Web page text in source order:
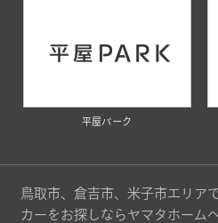
平屋パーク
鳥取市、倉吉市、米子市エリア
カーをお探しならヤマタホーム